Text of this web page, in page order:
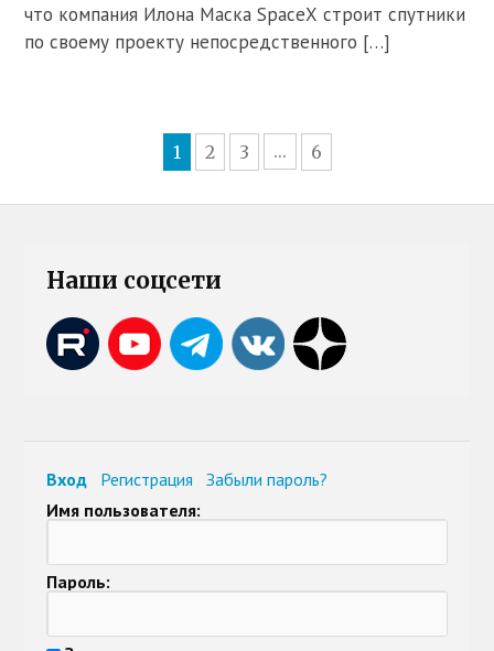
что компания Илона Маска SpaceX строит спутники
по своему проекту непосредственного […]
1 2 3 ... 6
Наши соцсети
Вход Регистрация
Забыли пароль?
Имя пользователя:
Пароль: